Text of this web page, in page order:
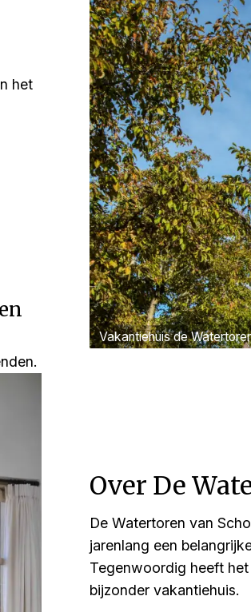
Vakantiehuis de
het
Over De
De Watertoren van
jarenlang een
Tegenwoordig heeft
bijzonder vakantiehuis.